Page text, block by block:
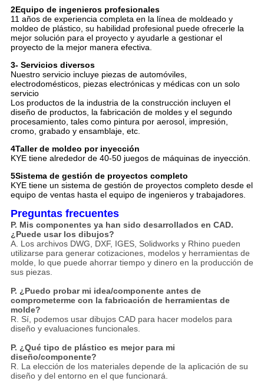
2Equipo de ingenieros profesionales
11 años de experiencia completa en la línea de moldeado y
moldeo de plástico, su habilidad profesional puede ofrecerle la
mejor solución para el proyecto y ayudarle a gestionar el
proyecto de la mejor manera efectiva.
3- Servicios diversos
Nuestro servicio incluye piezas de automóviles,
electrodomésticos, piezas electrónicas y médicas con un solo
servicio
Los productos de la industria de la construcción incluyen el
diseño de productos, la fabricación de moldes y el segundo
procesamiento, tales como pintura por aerosol, impresión,
cromo, grabado y ensamblaje, etc.
4Taller de moldeo por inyección
KYE tiene alrededor de 40-50 juegos de máquinas de inyección.
5Sistema de gestión de proyectos completo
KYE tiene un sistema de gestión de proyectos completo desde el
equipo de ventas hasta el equipo de ingenieros y trabajadores.
Preguntas frecuentes
P. Mis componentes ya han sido desarrollados en CAD.
¿Puede usar los dibujos?
A. Los archivos DWG, DXF, IGES, Solidworks y Rhino pueden
utilizarse para generar cotizaciones, modelos y herramientas de
molde, lo que puede ahorrar tiempo y dinero en la producción de
sus piezas.
P. ¿Puedo probar mi idea/componente antes de
comprometerme con la fabricación de herramientas de
molde?
R. Sí, podemos usar dibujos CAD para hacer modelos para
diseño y evaluaciones funcionales.
P. ¿Qué tipo de plástico es mejor para mi
diseño/componente?
R. La elección de los materiales depende de la aplicación de su
diseño y del entorno en el que funcionará.